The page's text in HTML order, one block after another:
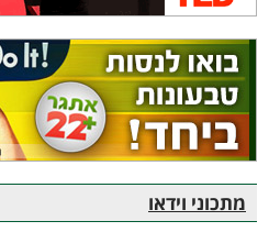
מתכוני וידאו